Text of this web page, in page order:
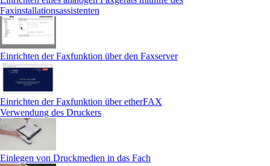
Faxinstallationsassistenten
Einrichten der Faxfunktion über den Faxserver
Einrichten der Faxfunktion über etherFAX
Verwendung des Druckers
Einlegen von Druckmedien in das Fach